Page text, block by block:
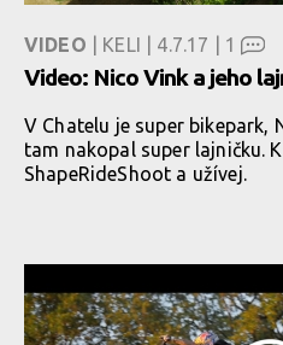
VIDEO | KELI | 4.7.17 | 1
Video: Nico Vink a jeho
V Chatelu je super
tam nakopal super lajničku.
ShapeRideShoot a užívej.